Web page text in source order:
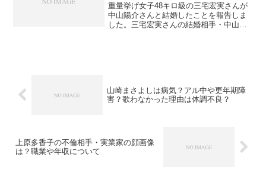
重量挙げ女子48キロ級の三宅宏実さんが
中山陽介さんと結婚したことを報告しま
した。三宅宏実さんの結婚相手・中山陽
山崎まさよしは病気？アル中や更年期障
害？歌わなかった理由は体調不良？
上原多香子の不倫相手・実業家の顔画像
は？職業や年収について